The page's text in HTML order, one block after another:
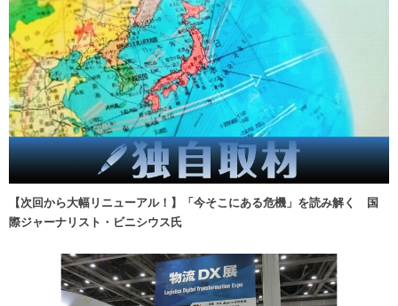
【次回から大幅リニューアル！】「今そこにある危機」を読み解く 国
際ジャーナリスト・ビニシウス氏